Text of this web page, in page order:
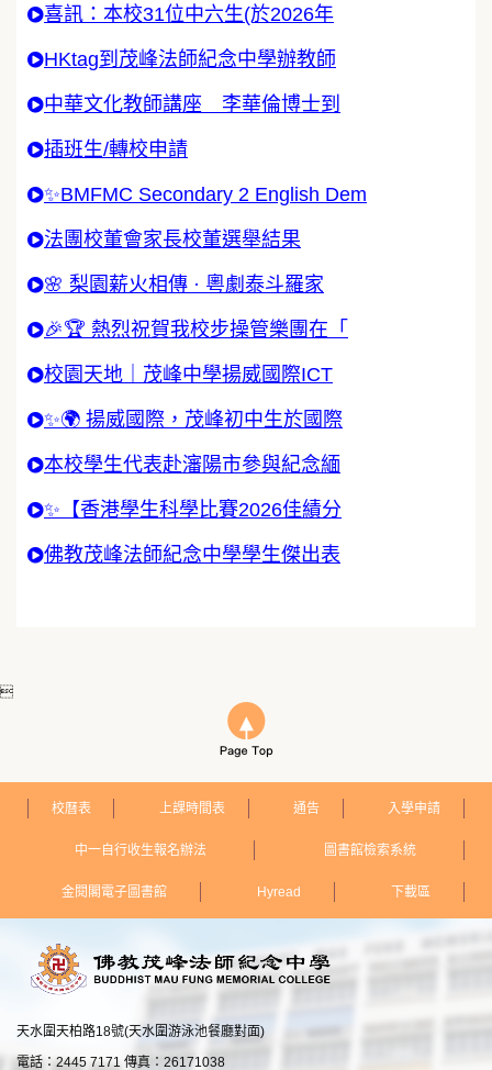
喜訊：本校31位中六生(於2026年
HKtag到茂峰法師紀念中學辦教師
中華文化教師講座 李華倫博士到
插班生/轉校申請
✨BMFMC Secondary 2 English Dem
法團校董會家長校董選舉結果
🌸 梨園薪火相傳 · 粵劇泰斗羅家
🎉🏆 熱烈祝賀我校步操管樂團在「
校園天地｜茂峰中學揚威國際ICT
✨🌍 揚威國際，茂峰初中生於國際
本校學生代表赴瀋陽市參與紀念緬
✨【香港學生科學比賽2026佳績分
佛教茂峰法師紀念中學學生傑出表

校曆表 上課時間表 通告 入學申請
中一自行收生報名辦法 圖書館檢索系統
金閱閣電子圖書館 Hyread 下載區
天水圍天柏路18號(天水圍游泳池餐廳對面)
電話：2445 7171 傳真：26171038